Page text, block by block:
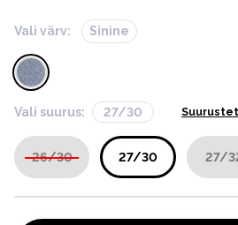
Vali värv: Sinine
Vali suurus: 27/30
26/30 27/30 27/